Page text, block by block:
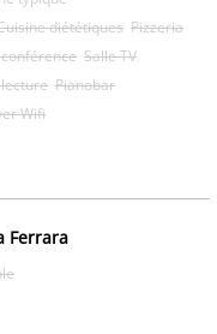
diététiques Pizzeria
Salle TV
Pianobar
Wifi
Ferrara